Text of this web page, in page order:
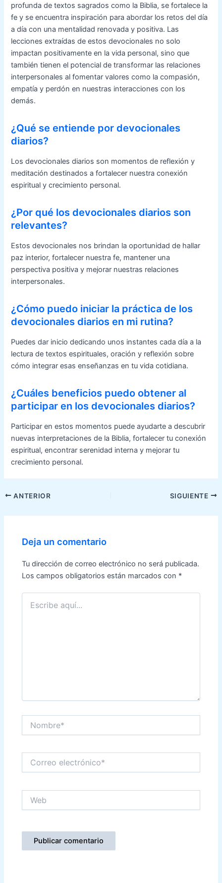
profunda de textos sagrados como la Biblia, se fortalece la
fe y se encuentra inspiración para abordar los retos del día
a día con una mentalidad renovada y positiva. Las
lecciones extraídas de estos devocionales no solo
impactan positivamente en la vida personal, sino que
también tienen el potencial de transformar las relaciones
interpersonales al fomentar valores como la compasión,
empatía y perdón en nuestras interacciones con los
demás.
¿Qué se entiende por devocionales
diarios?
Los devocionales diarios son momentos de reflexión y
meditación destinados a fortalecer nuestra conexión
espiritual y crecimiento personal.
¿Por qué los devocionales diarios son
relevantes?
Estos devocionales nos brindan la oportunidad de hallar
paz interior, fortalecer nuestra fe, mantener una
perspectiva positiva y mejorar nuestras relaciones
interpersonales.
¿Cómo puedo iniciar la práctica de los
devocionales diarios en mi rutina?
Puedes dar inicio dedicando unos instantes cada día a la
lectura de textos espirituales, oración y reflexión sobre
cómo integrar esas enseñanzas en tu vida cotidiana.
¿Cuáles beneficios puedo obtener al
participar en los devocionales diarios?
Participar en estos momentos puede ayudarte a descubrir
nuevas interpretaciones de la Biblia, fortalecer tu conexión
espiritual, encontrar serenidad interna y mejorar tu
crecimiento personal.
Navegación
entradas
ANTERIOR SIGUIENTE
Deja un comentario
Tu dirección de correo electrónico no será publicada.
Los campos obligatorios están marcados con *
Escribe
aquí...
electrónico*